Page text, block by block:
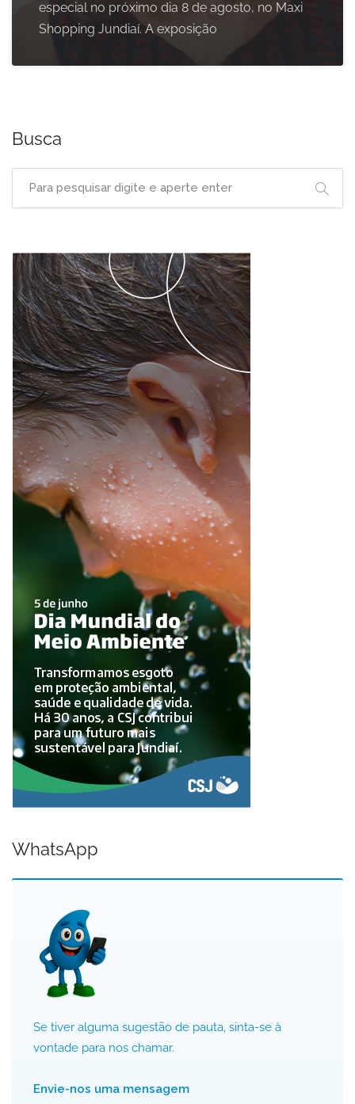
especial no próximo dia 8 de agosto, no Maxi
Shopping Jundiaí. A exposição
Busca
WhatsApp
Se tiver alguma sugestão de pauta, sinta-se à
vontade para nos chamar.
Envie-nos uma mensagem